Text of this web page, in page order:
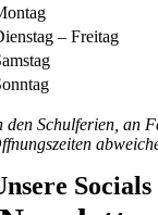
– Freitag
den Schulferien, an
Socials